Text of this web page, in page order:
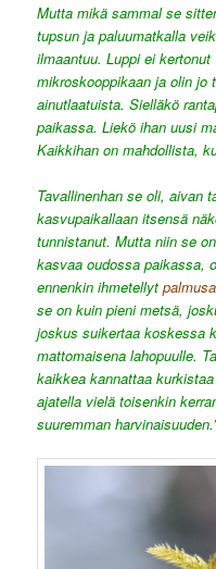
Mutta mikä sammal se
tupsun ja paluumatkalla
ilmaantuu. Luppi ei
mikroskooppikaan ja olin jo
ainutlaatuista. Sielläkö
paikassa. Liekö ihan uusi
Kaikkihan on mahdollista,
Tavallinenhan se oli, aivan
kasvupaikallaan itsensä
tunnistanut. Mutta niin se
kasvaa oudossa paikassa,
ennenkin ihmetellyt
se on kuin pieni metsä,
joskus suikertaa koskessa
mattomaisena lahopuulle.
kaikkea kannattaa
ajatella vielä toisenkin
suuremman harvinaisuuden.’